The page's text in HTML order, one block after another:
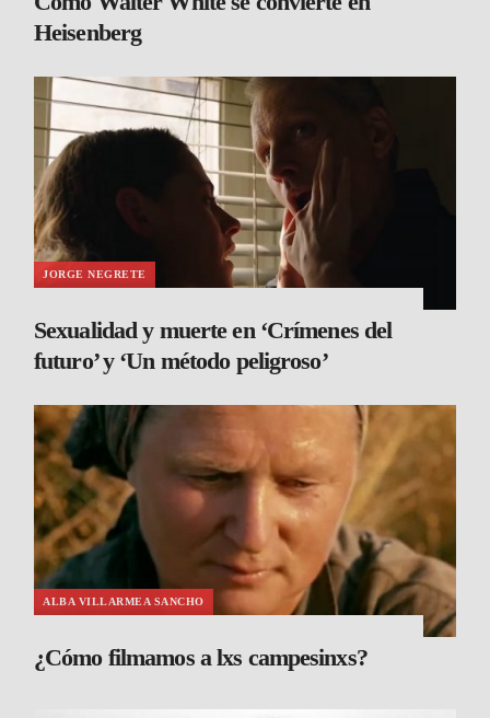
Heisenberg
JORGE NEGRETE
Sexualidad y muerte en ‘Crímenes del
futuro’ y ‘Un método peligroso’
ALBA VILLARMEA SANCHO
¿Cómo filmamos a lxs campesinxs?